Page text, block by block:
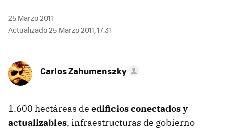
25 Marzo 2011
Actualizado 25 Marzo 2011, 17:31
Carlos Zahumenszky
1.600 hectáreas de edificios conectados y
actualizables, infraestructuras de gobierno